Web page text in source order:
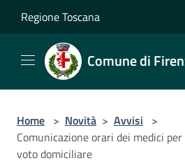
Regione Toscana
Comune di
Home > Novità > Avvisi >
Comunicazione orari dei medici
voto domiciliare